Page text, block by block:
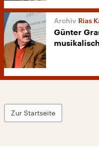
Rias
Günter
Zur Startseite